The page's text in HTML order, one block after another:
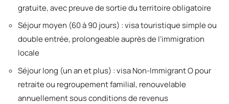
gratuite, avec preuve de sortie du territoire obligatoire
Séjour moyen (60 à 90 jours) : visa touristique simple ou
double entrée, prolongeable auprès de l’immigration
locale
Séjour long (un an et plus) : visa Non-Immigrant O pour
retraite ou regroupement familial, renouvelable
annuellement sous conditions de revenus